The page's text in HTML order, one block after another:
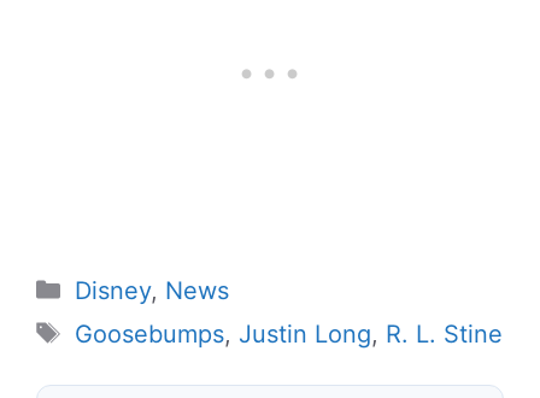
Categorias
Disney, News
Tags
Goosebumps, Justin Long, R. L. Stine